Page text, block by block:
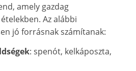
amely gazdag
Az alábbi
jó forrásnak számítanak:
: spenót, kelkáposzta,